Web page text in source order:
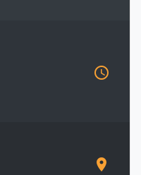
access_time
location_on